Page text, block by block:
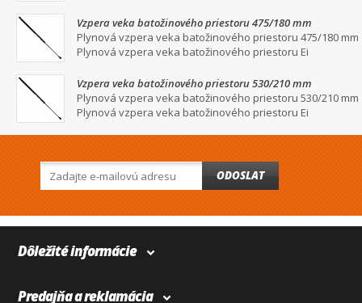
Vzpera veka batožinového priestoru 475/180 mm
Plynová vzpera veka batožinového priestoru 475/180 mm
Plynová vzpera veka batožinového priestoru Ei
Vzpera veka batožinového priestoru 530/210 mm
Plynová vzpera veka batožinového priestoru 530/210 mm
Plynová vzpera veka batožinového priestoru Ei
ODOSLAT
Dôležité informácie
Predajňa a reklamácia